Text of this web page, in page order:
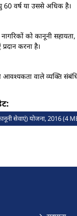
60 वर्ष या उससे अधिक है।
नागरिकों को कानूनी
करना है।
वाले व्यक्ति
सेवाएं) योजना, 2016 (4